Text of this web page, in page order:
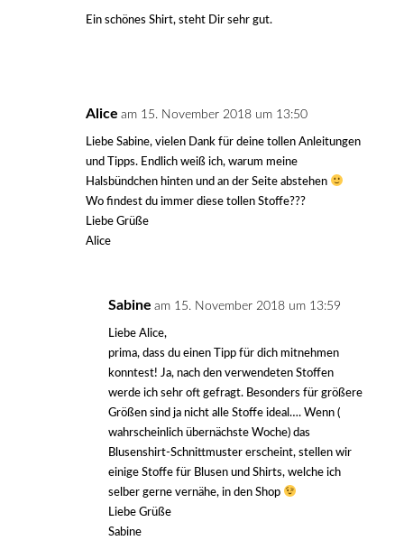
Ein schönes Shirt, steht Dir sehr gut.
Alice am 15. November 2018 um 13:50
Liebe Sabine, vielen Dank für deine tollen Anleitungen
und Tipps. Endlich weiß ich, warum meine
Halsbündchen hinten und an der Seite abstehen
Wo findest du immer diese tollen Stoffe???
Liebe Grüße
Alice
Sabine am 15. November 2018 um 13:59
Liebe Alice,
prima, dass du einen Tipp für dich mitnehmen
konntest! Ja, nach den verwendeten Stoffen
werde ich sehr oft gefragt. Besonders für größere
Größen sind ja nicht alle Stoffe ideal…. Wenn (
wahrscheinlich übernächste Woche) das
Blusenshirt-Schnittmuster erscheint, stellen wir
einige Stoffe für Blusen und Shirts, welche ich
selber gerne vernähe, in den Shop
Liebe Grüße
Sabine